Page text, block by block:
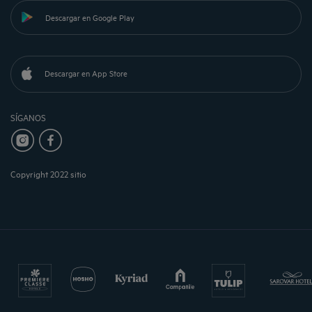
Descargar en Google Play
Descargar en App Store
SÍGANOS
Copyright 2022 sitio